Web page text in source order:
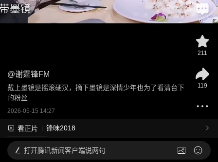
@谢霆锋FM
戴上墨镜是摇滚硬汉，摘下墨镜是深情少年也为了看清台下
的粉丝
2026-05-15 14:27
看正片 锋味2018
68
211
119
打开腾讯新闻客户端说两句